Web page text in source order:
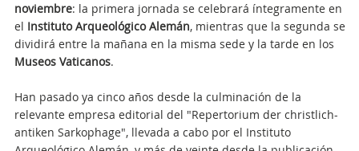
noviembre: la primera jornada se celebrará íntegramente en
el Instituto Arqueológico Alemán, mientras que la segunda se
dividirá entre la mañana en la misma sede y la tarde en los
Museos Vaticanos.
Han pasado ya cinco años desde la culminación de la
relevante empresa editorial del "Repertorium der christlich-
antiken Sarkophage", llevada a cabo por el Instituto